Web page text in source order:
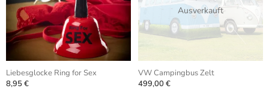
Liebesglocke Ring for Sex
8,95 €
Ausverkauft
VW Campingbus Zelt
499,00 €